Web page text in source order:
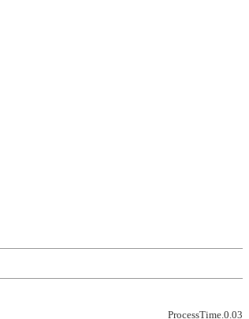
ProcessTime.0.03